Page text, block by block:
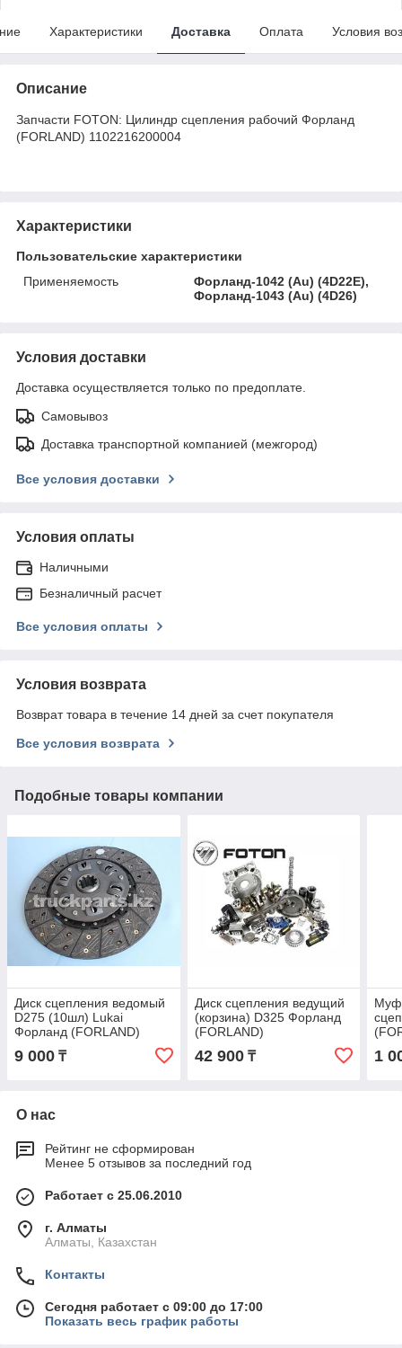
Характеристики Доставка Оплата Условия
Описание
Запчасти FOTON: Цилиндр сцепления рабочий Форланд
(FORLAND) 1102216200004
Характеристики
Пользовательские характеристики
Применяемость
Форланд-1042 (Au) (4D22E),
Форланд-1043 (Au) (4D26)
Условия доставки
Доставка осуществляется только по предоплате.
Самовывоз
Доставка транспортной компанией (межгород)
Все условия доставки
Условия оплаты
Наличными
Безналичный расчет
Все условия оплаты
Условия возврата
Возврат товара в течение 14 дней за счет покупателя
Все условия возврата
Подобные товары компании
Диск сцепления ведомый
D275 (10шл) Lukai
Форланд (FORLAND)
9 000 ₸
Диск сцепления ведущий
(корзина) D325 Форланд
(FORLAND)
42 900₸ 1
О нас
Рейтинг не сформирован
Менее 5 отзывов за последний год
Работает с 25.06.2010
г. Алматы
Алматы, Казахстан
Контакты
Сегодня работает с 09:00 до 17:00
Показать весь график работы